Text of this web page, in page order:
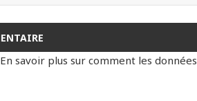
En savoir plus sur comment les données